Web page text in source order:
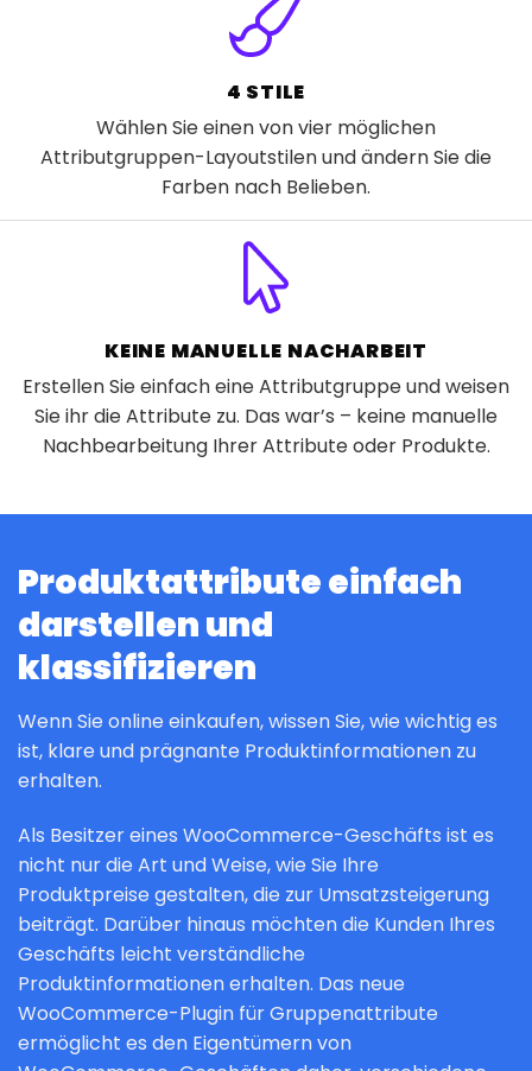
4 STILE
Wählen Sie einen von vier möglichen
Attributgruppen-Layoutstilen und ändern Sie die
Farben nach Belieben.
KEINE MANUELLE NACHARBEIT
Erstellen Sie einfach eine Attributgruppe und weisen
Sie ihr die Attribute zu. Das war’s – keine manuelle
Nachbearbeitung Ihrer Attribute oder Produkte.
Produktattribute einfach
darstellen und
klassifizieren
Wenn Sie online einkaufen, wissen Sie, wie wichtig es
ist, klare und prägnante Produktinformationen zu
erhalten.
Als Besitzer eines WooCommerce-Geschäfts ist es
nicht nur die Art und Weise, wie Sie Ihre
Produktpreise gestalten, die zur Umsatzsteigerung
beiträgt. Darüber hinaus möchten die Kunden Ihres
Geschäfts leicht verständliche
Produktinformationen erhalten. Das neue
WooCommerce-Plugin für Gruppenattribute
ermöglicht es den Eigentümern von